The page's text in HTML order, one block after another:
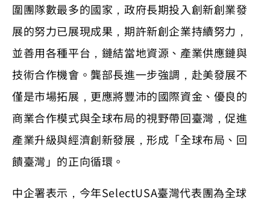
圍團隊數最多的國家，政府長期投入創新創業發
展的努力已展現成果，期許新創企業持續努力，
並善用各種平台，鏈結當地資源、產業供應鏈與
技術合作機會。龔部長進一步強調，赴美發展不
僅是市場拓展，更應將豐沛的國際資金、優良的
商業合作模式與全球布局的視野帶回臺灣，促進
產業升級與經濟創新發展，形成「全球布局、回
饋臺灣」的正向循環。
中企署表示，今年SelectUSA臺灣代表團為全球